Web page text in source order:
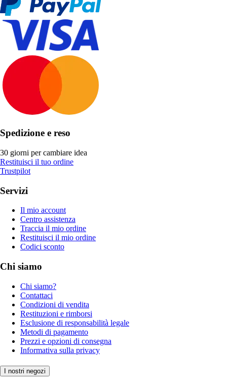
Spedizione e reso
30 giorni per cambiare idea
Restituisci il tuo ordine
Trustpilot
Servizi
Il mio account
Centro assistenza
Traccia il mio ordine
Restituisci il mio ordine
Codici sconto
Chi siamo
Chi siamo?
Contattaci
Condizioni di vendita
Restituzioni e rimborsi
Esclusione di responsabilità legale
Metodi di pagamento
Prezzi e opzioni di consegna
Informativa sulla privacy
I nostri negozi